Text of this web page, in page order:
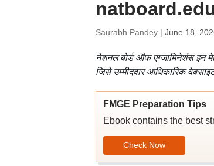
Saurabh Pandey | June 18,
नेशनल बोर्ड ऑफ एग्जामिनेशंस इन
जिसे उम्मीदवार आधिकारिक
FMGE Preparation Tips
Ebook contains the best
Check Now